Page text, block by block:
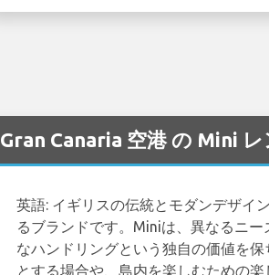
Gran Canaria 空港 の Mini
英語: イギリスの伝統とモダンデザイ
るブランドです。Miniは、異なるニ
なハンドリングという独自の価値を
とする場合や、島内を楽しむための